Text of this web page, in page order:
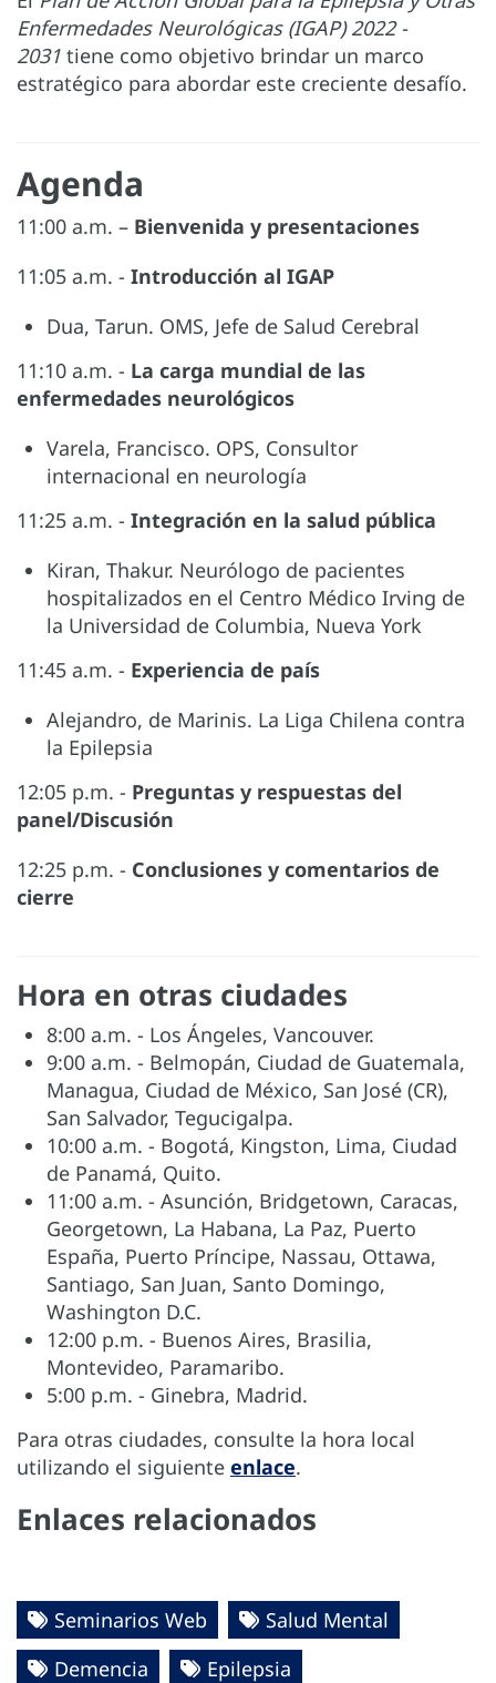
Enfermedades Neurológicas (IGAP) 2022 -
2031 tiene como objetivo brindar un marco
estratégico para abordar este creciente desafío.
Agenda
11:00 a.m. – Bienvenida y presentaciones
11:05 a.m. - Introducción al IGAP
Dua, Tarun. OMS, Jefe de Salud Cerebral
11:10 a.m. - La carga mundial de las
enfermedades neurológicos
Varela, Francisco. OPS, Consultor
internacional en neurología
11:25 a.m. - Integración en la salud pública
Kiran, Thakur. Neurólogo de pacientes
hospitalizados en el Centro Médico Irving de
la Universidad de Columbia, Nueva York
11:45 a.m. - Experiencia de país
Alejandro, de Marinis. La Liga Chilena contra
la Epilepsia
12:05 p.m. - Preguntas y respuestas del
panel/Discusión
12:25 p.m. - Conclusiones y comentarios de
cierre
Hora en otras ciudades
8:00 a.m. - Los Ángeles, Vancouver.
9:00 a.m. - Belmopán, Ciudad de Guatemala,
Managua, Ciudad de México, San José (CR),
San Salvador, Tegucigalpa.
10:00 a.m. - Bogotá, Kingston, Lima, Ciudad
de Panamá, Quito.
11:00 a.m. - Asunción, Bridgetown, Caracas,
Georgetown, La Habana, La Paz, Puerto
España, Puerto Príncipe, Nassau, Ottawa,
Santiago, San Juan, Santo Domingo,
Washington D.C.
12:00 p.m. - Buenos Aires, Brasilia,
Montevideo, Paramaribo.
5:00 p.m. - Ginebra, Madrid.
Para otras ciudades, consulte la hora local
utilizando el siguiente enlace.
Enlaces relacionados
Seminarios Web
Salud Mental
Demencia
Epilepsia